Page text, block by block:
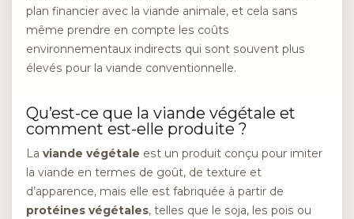
plan financier avec la viande animale, et cela sans
même prendre en compte les coûts
environnementaux indirects qui sont souvent plus
élevés pour la viande conventionnelle.
Qu’est-ce que la viande végétale et
comment est-elle produite ?
La viande végétale est un produit conçu pour imiter
la viande en termes de goût, de texture et
d’apparence, mais elle est fabriquée à partir de
protéines végétales, telles que le soja, les pois ou